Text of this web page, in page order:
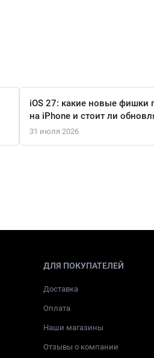
iOS 27: какие новые фишки
на iPhone и стоит ли
31 июля 2026
ДЛЯ ПОКУПАТЕЛЕЙ
Доставка
Оплата
Наши магазины
Отзывы о компании